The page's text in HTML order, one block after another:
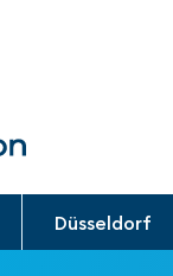
Düsseldorf